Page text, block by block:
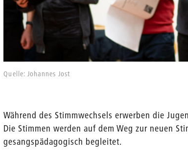
Quelle: Johannes Jost
Während des Stimmwechsels erwerben die
Die Stimmen werden auf dem Weg zur neuen
gesangspädagogisch begleitet.